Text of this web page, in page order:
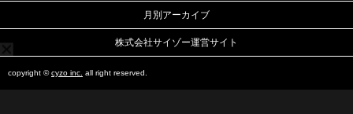
月別アーカイブ
株式会社サイゾー運営サイト
copyright ©cyzo inc. all right reserved.